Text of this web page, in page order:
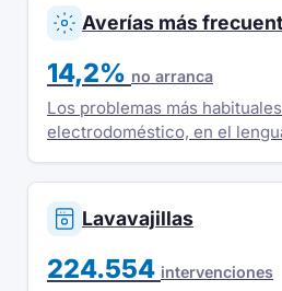
Averías más
14,2% no arranca
Los problemas más
electrodoméstico, en el
Lavavajillas
224.554 intervenciones